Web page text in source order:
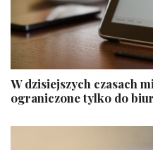
W dzisiejszych czasach
ograniczone tylko do